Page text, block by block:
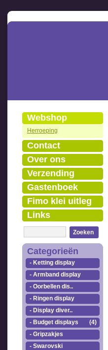
Webshop
Herroeping
Contact
Over ons
Verzending
Gastenboek
Fimo klei uitleg
Links
Zoeken
Categorieën
- Ketting display
- Armband display
- Oorbellen dis..
- Ringen display
- Display diver..
- Budget displays
(4)
- Gripzakjes
- Swarovski